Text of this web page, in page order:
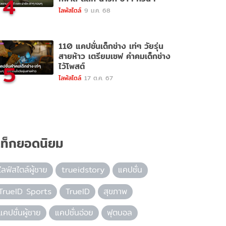
4 ไลฟ์สไตล์ 9 ม.ค. 68
5
110 แคปชั่นเด็กช่าง เท่ๆ วัยรุ่น
สายห้าว เตรียมเซฟ คำคมเด็กช่าง
ไว้โพสต์
ไลฟ์สไตล์ 17 ต.ค. 67
กยอดนิยม
ลฟ์สไตล์ผู้ชาย trueidstory
แคปชั่น
Sports
TrueID
สุขภาพ
คปชั่นผู้ชาย
แคปชั่นอ่อย ฟุตบอล